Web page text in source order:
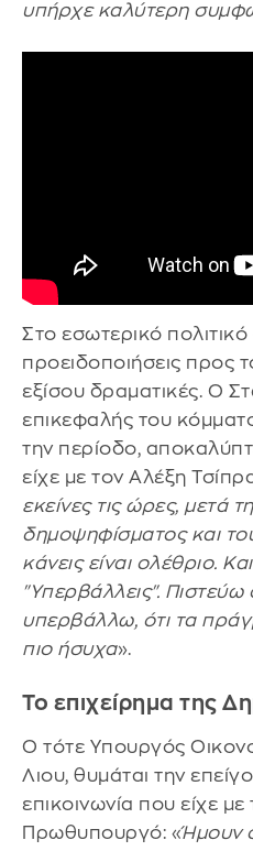
υπήρχε καλύτερη
Στο εσωτερικό πολιτικό
προειδοποιήσεις προς
εξίσου δραματικές. Ο
επικεφαλής του
την περίοδο,
είχε με τον Αλέξη
εκείνες τις ώρες, μετά
δημοψηφίσματος και
κάνεις είναι ολέθριο.
"Υπερβάλλεις". Πιστεύω
υπερβάλλω, ότι τα
πιο ήσυχα».
Το επιχείρημα της
Ο τότε Υπουργός
Λιου, θυμάται την
επικοινωνία που είχε
Πρωθυπουργό: «Ήμουν